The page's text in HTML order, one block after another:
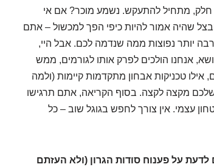
חלק, מתחיל להתעקש. נשמע מוכר? אם אי
שהיה אמור להיות כיפי הפך למכשול – אתם
יותר נפוצות ממה שנדמה לכם. אבל היי,
אנחנו הולכים לפרק אותו לגורמים, ממש
טכניקות אבחון מתקדמות קיימות (ולמה
שלכם מקצה לקצה. בסוף הקריאה, אתם תרגישו
עצמי. אין צורך לחפש בגוגל שוב – כל
על פענוח סודות הגרון (ולא העזתם